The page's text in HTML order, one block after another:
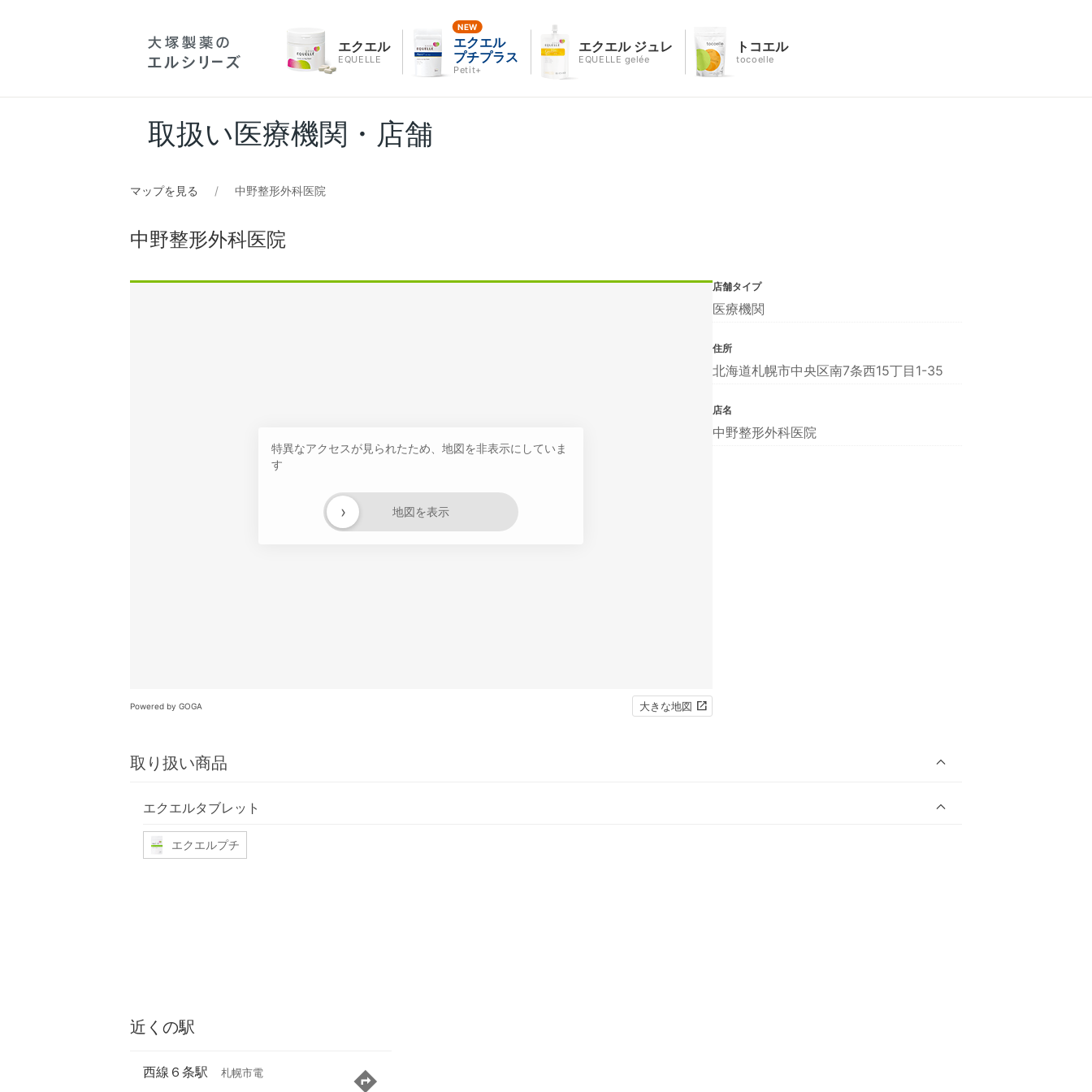
エクエル
EQUELLE
エクエル
プチプラス
Petit+
エクエル ジュレ
EQUELLE gelée
トコエル
tocoelle
取扱い医療機関・店舗
マップを見る 中野整形外科医院
中野整形外科医院
特異なアクセスが見られたため、地図を非表示にしていま
す
地図を表示
›
Powered by GOGA 大きな地図
取り扱い商品
エクエルタブレット
エクエルプチ
店舗タイプ
医療機関
住所
北海道札幌市中央区南7条西15丁目1-35
店名
中野整形外科医院
近くの駅
西線６条駅 札幌市電